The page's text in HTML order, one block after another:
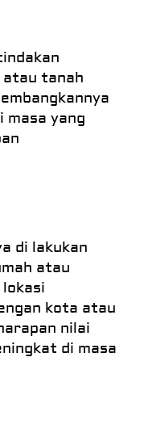
atau tanah
masa yang
di lakukan
atau
kota atau
nilai
di masa